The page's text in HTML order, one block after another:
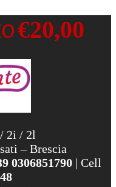
€20,00
2i / 2l
– Brescia
0306851790 | Cell